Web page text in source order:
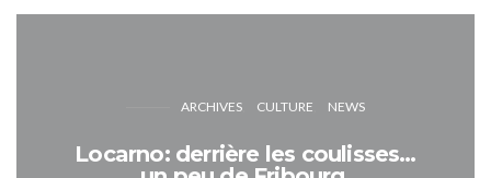
ARCHIVES CULTURE NEWS
Locarno: derrière les coulisses…